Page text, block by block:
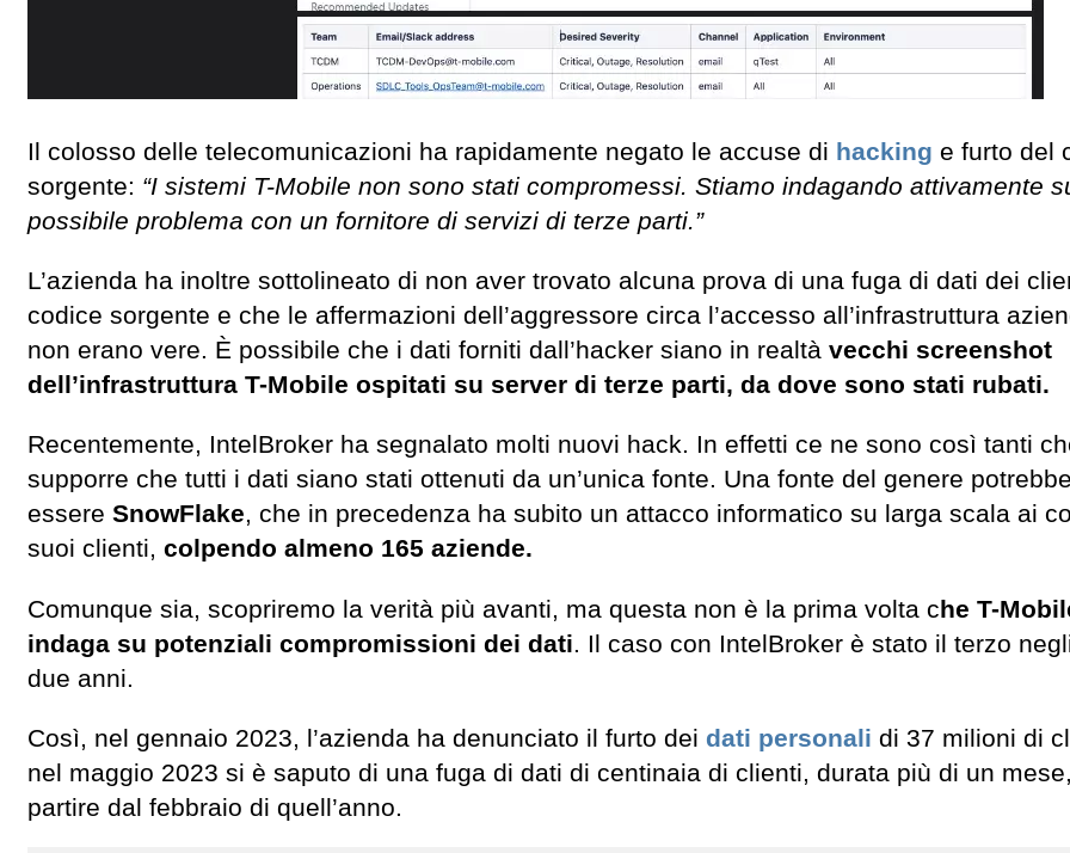
Il colosso delle telecomunicazioni ha rapidamente negato le accuse di hacking e furto del
sorgente: “I sistemi T-Mobile non sono stati compromessi. Stiamo indagando attivamente
possibile problema con un fornitore di servizi di terze parti.”
L’azienda ha inoltre sottolineato di non aver trovato alcuna prova di una fuga di dati dei
codice sorgente e che le affermazioni dell’aggressore circa l’accesso all’infrastruttura
non erano vere. È possibile che i dati forniti dall’hacker siano in realtà vecchi screenshot
dell’infrastruttura T-Mobile ospitati su server di terze parti, da dove sono stati rubati.
Recentemente, IntelBroker ha segnalato molti nuovi hack. In effetti ce ne sono così tanti
supporre che tutti i dati siano stati ottenuti da un’unica fonte. Una fonte del genere potrebbe
essere SnowFlake, che in precedenza ha subito un attacco informatico su larga scala ai
suoi clienti, colpendo almeno 165 aziende.
Comunque sia, scopriremo la verità più avanti, ma questa non è la prima volta che T-
indaga su potenziali compromissioni dei dati. Il caso con IntelBroker è stato il terzo
due anni.
Così, nel gennaio 2023, l’azienda ha denunciato il furto dei dati personali di 37 milioni di
nel maggio 2023 si è saputo di una fuga di dati di centinaia di clienti, durata più di un
partire dal febbraio di quell’anno.